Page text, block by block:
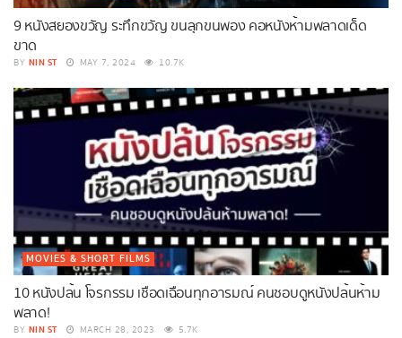
9 หนังสยองขวัญ ระทึกขวัญ ขนลุกขนพอง คอหนังห้ามพลาดเด็ด
ขาด
BY NIN ST MAY 7, 2024 10.7K
MOVIES & SHORT FILMS
10 หนังปล้น โจรกรรม เชือดเฉือนทุกอารมณ์ คนชอบดูหนังปล้นห้าม
พลาด!
BY NIN ST MARCH 28, 2023 5.7K